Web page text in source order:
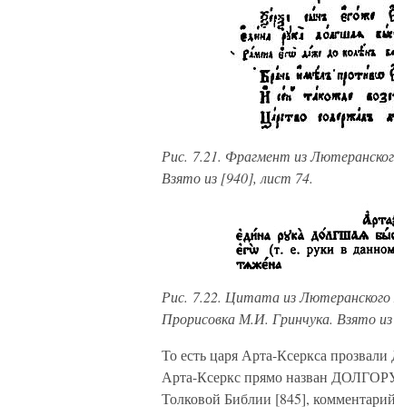
Рис. 7.21. Фрагмент из
Взято из [940], лист 74.
Рис. 7.22. Цитата из Лютеранского
Прорисовка М.И. Гринчука. Взято
То есть царя Арта-Ксеркса
Арта-Ксеркс прямо назван
Толковой Библии [845],